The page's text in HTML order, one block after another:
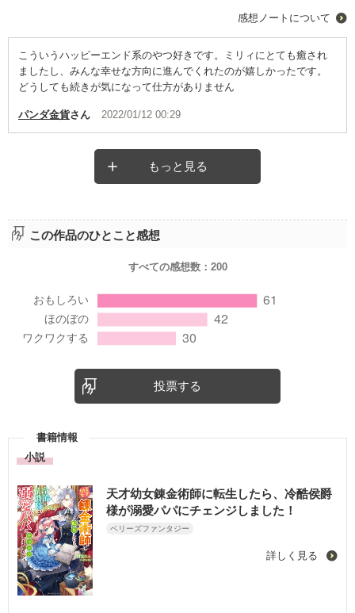
感想ノートについて
こういうハッピーエンド系のやつ好きです。ミリィにとても癒され
ましたし、みんな幸せな方向に進んでくれたのが嬉しかったです。
どうしても続きが気になって仕方がありません
パンダ金貨さん 2022/01/12 00:29
もっと見る
この作品のひとこと感想
すべての感想数： 200
投票する
書籍情報
小説
天才幼女錬金術師に転生したら、冷酷侯爵
様が溺愛パパにチェンジしました！
ベリーズファンタジー
詳しく見る